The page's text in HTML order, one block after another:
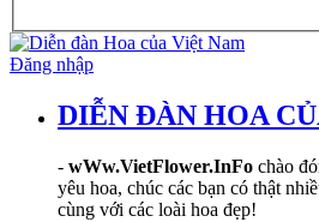
Đăng nhập
DIỄN ĐÀN HOA
- wWw.VietFlower.InFo chào
yêu hoa, chúc các bạn có thật
cùng với các loài hoa đẹp!